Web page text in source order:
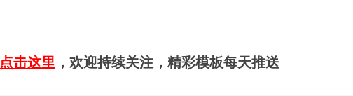
点击这里 ，欢迎持续关注，精彩模板每天推送